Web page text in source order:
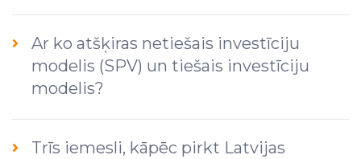
Ar ko atšķiras netiešais investīciju
modelis (SPV) un tiešais investīciju
modelis?
Trīs iemesli, kāpēc pirkt Latvijas